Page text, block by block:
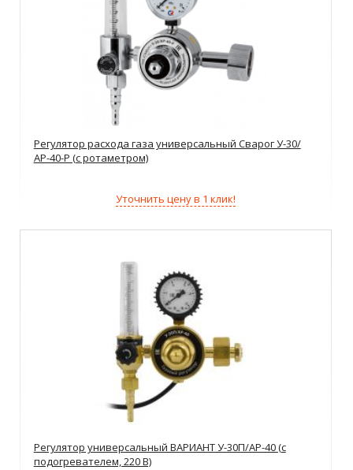
Регулятор расхода газа универсальный Сварог У-30/
АР-40-Р (с ротаметром)
Уточнить цену в 1 клик!
Регулятор универсальный ВАРИАНТ У-30П/АР-40 (с
подогревателем, 220 В)